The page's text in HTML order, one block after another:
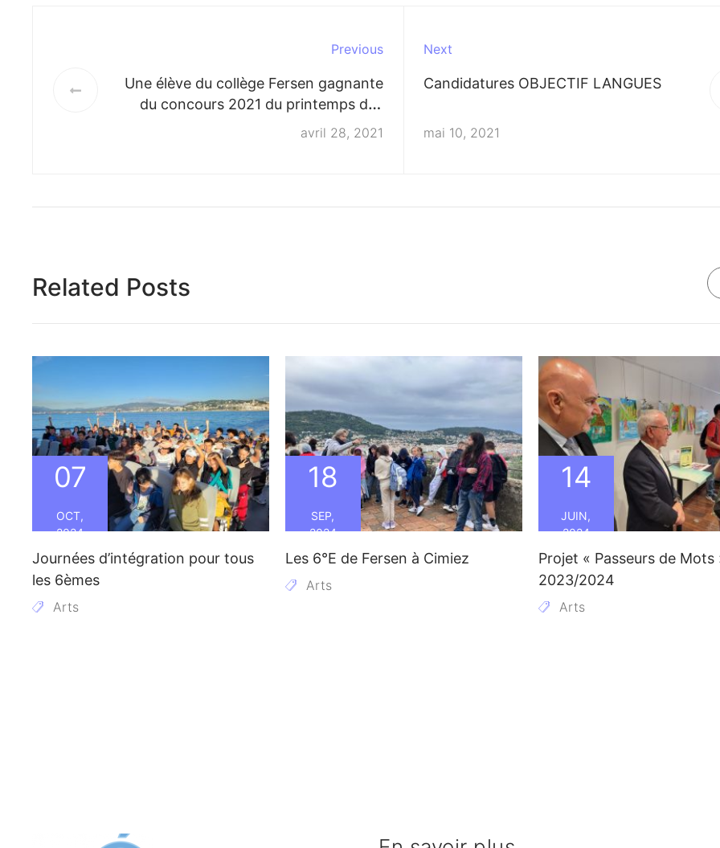
Previous
Une élève du collège Fersen gagnante
du concours 2021 du printemps des
poètes de la ville d'Antibes
avril 28, 2021
Next
Candidatures OBJECTIF LANGUES
mai 10, 2021
Related Posts
07
OCT,
2024
Journées d’intégration pour tous
les 6èmes
Arts
18
SEP,
2024
Les 6°E de Fersen à Cimiez
Arts
14
JUIN,
2024
Projet « Passeurs de Mots
2023/2024
Arts